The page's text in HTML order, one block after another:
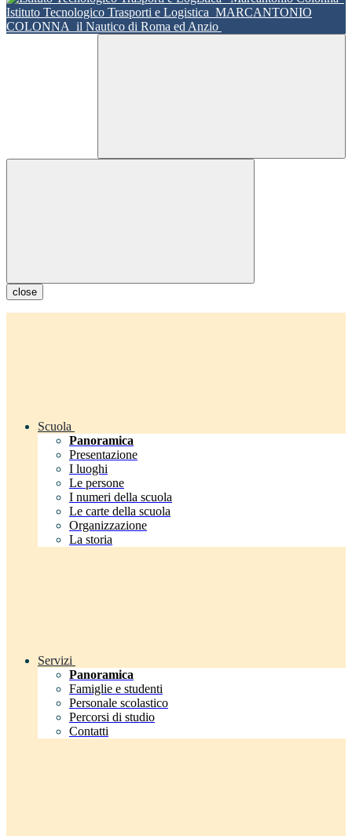
Istituto Tecnologico Trasporti e Logistica MARCANTONIO
COLONNA il Nautico di Roma ed Anzio
close
Scuola
Panoramica
Presentazione
I luoghi
Le persone
I numeri della scuola
Le carte della scuola
Organizzazione
La storia
Servizi
Panoramica
Famiglie e studenti
Personale scolastico
Percorsi di studio
Contatti